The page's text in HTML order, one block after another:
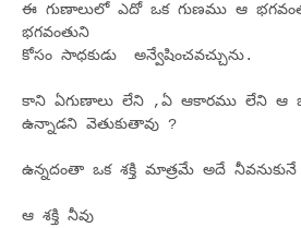
ఈ గుణాలులో ఎదో ఒక గుణము ఆ
భగవంతుని
కోసం సాధకుడు అన్వేషించవచ్చును.
కాని ఏగుణాలు లేని ,ఏ ఆకారము లేని ఆ
ఉన్నాడని వెతుకుతావు ?
ఉన్నదంతా ఒక శక్తి మాత్రమే అదే నీవనుకునే
ఆ శక్తి నీవు